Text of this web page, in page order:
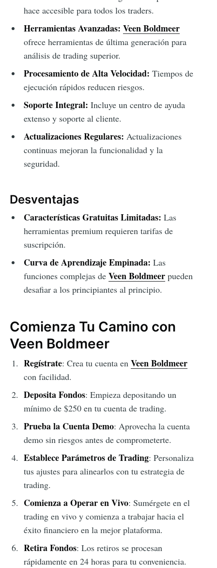
hace accesible para todos los traders.
Herramientas Avanzadas: Veen Boldmeer
ofrece herramientas de última generación para
análisis de trading superior.
Procesamiento de Alta Velocidad: Tiempos de
ejecución rápidos reducen riesgos.
Soporte Integral: Incluye un centro de ayuda
extenso y soporte al cliente.
Actualizaciones Regulares: Actualizaciones
continuas mejoran la funcionalidad y la
seguridad.
Desventajas
Características Gratuitas Limitadas: Las
herramientas premium requieren tarifas de
suscripción.
Curva de Aprendizaje Empinada: Las
funciones complejas de Veen Boldmeerpueden
desafiar a los principiantes al principio.
Comienza Tu Camino con
Veen Boldmeer
Regístrate: Crea tu cuenta en Veen Boldmeer
con facilidad.
Deposita Fondos: Empieza depositando un
mínimo de $250 en tu cuenta de trading.
Prueba la Cuenta Demo: Aprovecha la cuenta
demo sin riesgos antes de comprometerte.
Establece Parámetros de Trading: Personaliza
tus ajustes para alinearlos con tu estrategia de
trading.
Comienza a Operar en Vivo: Sumérgete en el
trading en vivo y comienza a trabajar hacia el
éxito financiero en la mejor plataforma.
Retira Fondos: Los retiros se procesan
rápidamente en 24 horas para tu conveniencia.